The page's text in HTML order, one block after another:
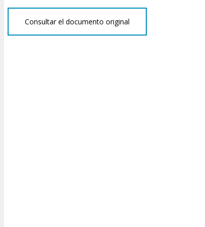
Consultar el documento original